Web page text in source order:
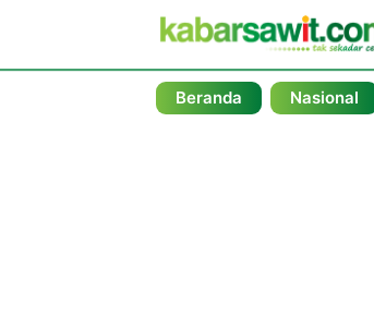
Beranda Nasional